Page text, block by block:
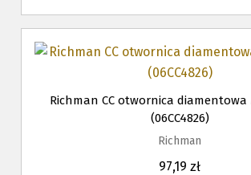
Richman CC otwornica diamentowa
(06CC4826)
Richman
97,19 zł